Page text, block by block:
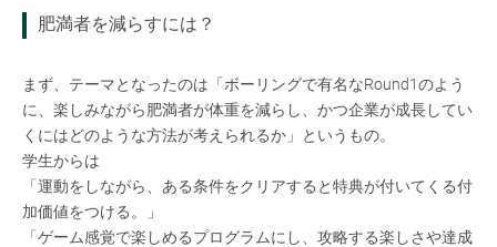
肥満者を減らすには？
まず、テーマとなったのは「ボーリングで有名なRound1のよう
に、楽しみながら肥満者が体重を減らし、かつ企業が成長してい
くにはどのような方法が考えられるか」というもの。
学生からは
「運動をしながら、ある条件をクリアすると特典が付いてくる付
加価値をつける。」
「ゲーム感覚で楽しめるプログラムにし、攻略する楽しさや達成